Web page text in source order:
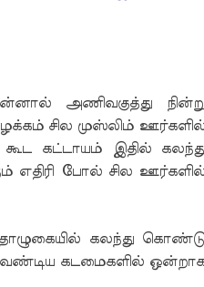
அணிவகுத்து
சில முஸ்லிம்
கட்டாயம் இதில்
எதிரி போல் சில
கலந்து
வேண்டிய கடமைகளில்